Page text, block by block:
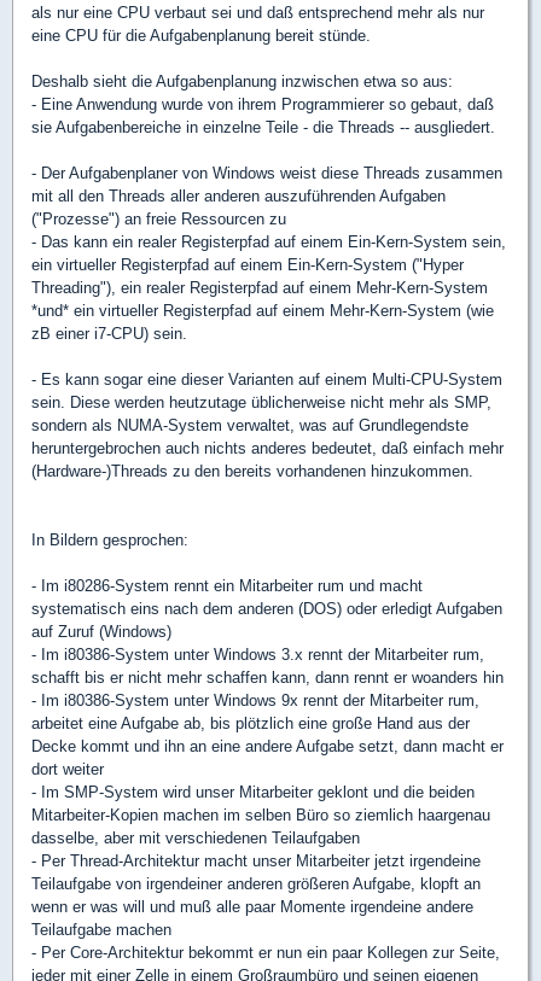
als nur eine CPU verbaut sei und daß entsprechend mehr als nur
eine CPU für die Aufgabenplanung bereit stünde.
Deshalb sieht die Aufgabenplanung inzwischen etwa so aus:
- Eine Anwendung wurde von ihrem Programmierer so gebaut, daß
sie Aufgabenbereiche in einzelne Teile - die Threads -- ausgliedert.
- Der Aufgabenplaner von Windows weist diese Threads zusammen
mit all den Threads aller anderen auszuführenden Aufgaben
("Prozesse") an freie Ressourcen zu
- Das kann ein realer Registerpfad auf einem Ein-Kern-System sein,
ein virtueller Registerpfad auf einem Ein-Kern-System ("Hyper
Threading"), ein realer Registerpfad auf einem Mehr-Kern-System
*und* ein virtueller Registerpfad auf einem Mehr-Kern-System (wie
zB einer i7-CPU) sein.
- Es kann sogar eine dieser Varianten auf einem Multi-CPU-System
sein. Diese werden heutzutage üblicherweise nicht mehr als SMP,
sondern als NUMA-System verwaltet, was auf Grundlegendste
heruntergebrochen auch nichts anderes bedeutet, daß einfach mehr
(Hardware-)Threads zu den bereits vorhandenen hinzukommen.
In Bildern gesprochen:
- Im i80286-System rennt ein Mitarbeiter rum und macht
systematisch eins nach dem anderen (DOS) oder erledigt Aufgaben
auf Zuruf (Windows)
- Im i80386-System unter Windows 3.x rennt der Mitarbeiter rum,
schafft bis er nicht mehr schaffen kann, dann rennt er woanders hin
- Im i80386-System unter Windows 9x rennt der Mitarbeiter rum,
arbeitet eine Aufgabe ab, bis plötzlich eine große Hand aus der
Decke kommt und ihn an eine andere Aufgabe setzt, dann macht er
dort weiter
- Im SMP-System wird unser Mitarbeiter geklont und die beiden
Mitarbeiter-Kopien machen im selben Büro so ziemlich haargenau
dasselbe, aber mit verschiedenen Teilaufgaben
- Per Thread-Architektur macht unser Mitarbeiter jetzt irgendeine
Teilaufgabe von irgendeiner anderen größeren Aufgabe, klopft an
wenn er was will und muß alle paar Momente irgendeine andere
Teilaufgabe machen
- Per Core-Architektur bekommt er nun ein paar Kollegen zur Seite,
jeder mit einer Zelle in einem Großraumbüro und seinen eigenen